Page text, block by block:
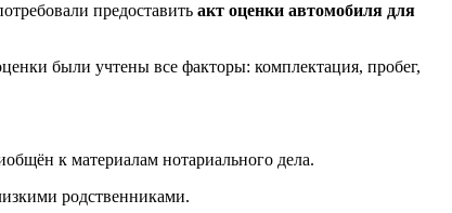
предоставить акт оценки автомобиля для
были учтены все факторы: комплектация, пробег,
к материалам нотариального дела.
родственниками.